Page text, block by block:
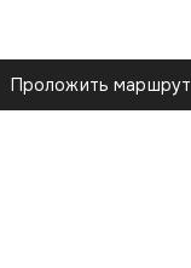
Проложить маршрут